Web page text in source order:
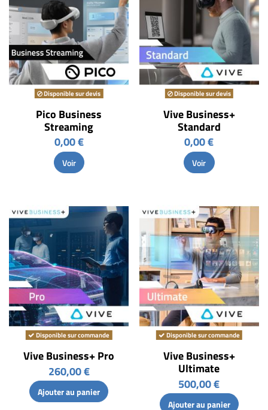
Disponible sur devis
Pico Business
Streaming
0,00 €
Voir
Disponible sur devis
Vive Business+
Standard
0,00 €
Voir
Disponible sur commande
Vive Business+ Pro
260,00 €
Ajouter au panier
Disponible sur commande
Vive Business+
Ultimate
500,00 €
Ajouter au panier